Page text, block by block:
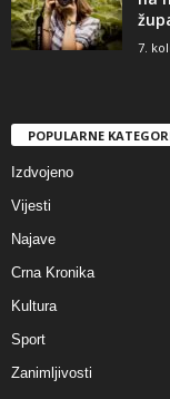
7.
POPULARNE
Izdvojeno
Vijesti
Najave
Crna Kronika
Kultura
Sport
Zanimljivosti